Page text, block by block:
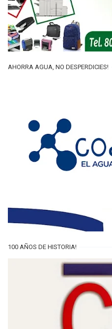
AHORRA AGUA, NO DESPERDICIES!
100 AÑOS DE HISTORIA!